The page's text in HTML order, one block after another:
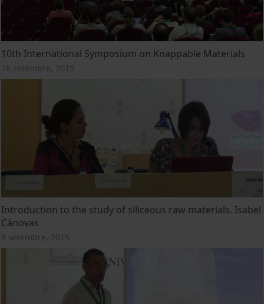
10th International Symposium on Knappable Materials
18 setembre, 2015
Introduction to the study of siliceous raw materials. Isabel
Cánovas
8 setembre, 2015